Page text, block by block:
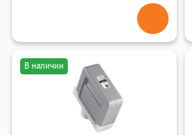
В наличии